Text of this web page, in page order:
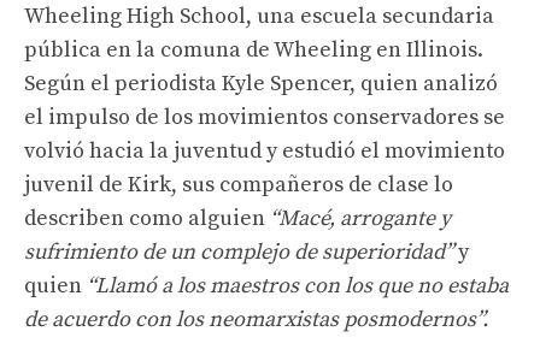
Wheeling High School, una escuela secundaria
pública en la comuna de Wheeling en Illinois.
Según el periodista Kyle Spencer, quien analizó
el impulso de los movimientos conservadores se
volvió hacia la juventud y estudió el movimiento
juvenil de Kirk, sus compañeros de clase lo
describen como alguien “Macé, arrogante y
sufrimiento de un complejo de superioridad”y
quien “Llamó a los maestros con los que no estaba
de acuerdo con los neomarxistas posmodernos”.